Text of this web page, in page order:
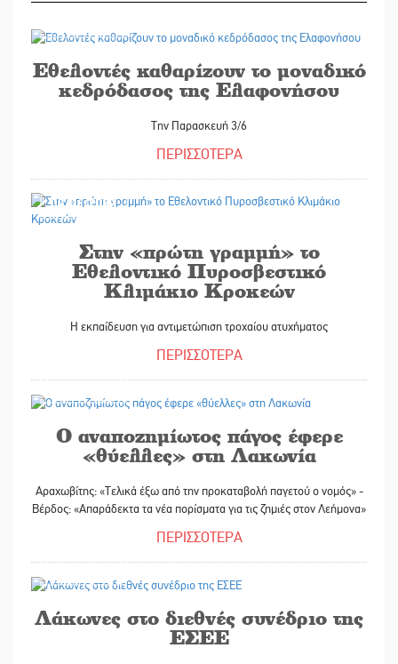
Εθελοντές καθαρίζουν το μοναδικό
κεδρόδασος της Ελαφονήσου
Την Παρασκευή 3/6
ΠΕΡΙΣΣΟΤΕΡΑ
02/06/2022
Στην «πρώτη γραμμή» το
Εθελοντικό Πυροσβεστικό
Κλιμάκιο Κροκεών
Η εκπαίδευση για αντιμετώπιση τροχαίου ατυχήματος
ΠΕΡΙΣΣΟΤΕΡΑ
Ο αναποζημίωτος πάγος έφερε
«θύελλες» στη Λακωνία
Αραχωβίτης: «Τελικά έξω από την προκαταβολή παγετού ο νομός» -
Βέρδος: «Απαράδεκτα τα νέα πορίσματα για τις ζημιές στον Λεήμονα»
ΠΕΡΙΣΣΟΤΕΡΑ
Λάκωνες στο διεθνές συνέδριο της
ΕΣΕΕ